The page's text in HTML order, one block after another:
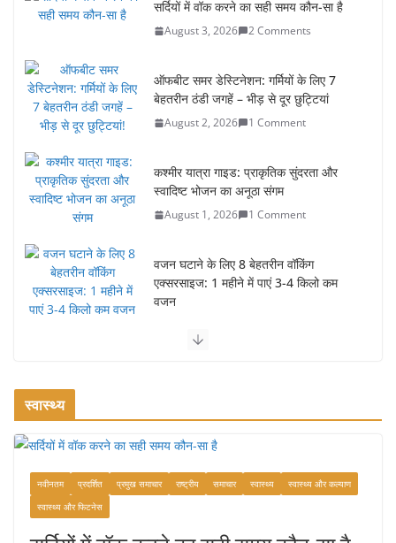
सर्दियों में वॉक करने का सही समय कौन-सा है
August 3, 2026 2 Comments
ऑफबीट समर डेस्टिनेशन: गर्मियों के लिए 7
बेहतरीन ठंडी जगहें – भीड़ से दूर छुट्टियां
August 2, 2026 1 Comment
कश्मीर यात्रा गाइड: प्राकृतिक सुंदरता और
स्वादिष्ट भोजन का अनूठा संगम
August 1, 2026 1 Comment
वजन घटाने के लिए 8 बेहतरीन वॉकिंग
एक्सरसाइज: 1 महीने में पाएं 3-4 किलो कम
वजन
July 30, 2026
खाने के शौकीनों के लिए कश्मीर के 5 बेहतरीन
August 6, 2026 1 Comment
स्वास्थ्य
नवीनतम प्रदर्शित प्रमुख समाचार राष्ट्रीय समाचार स्वास्थ्य
स्वास्थ्य और कल्याण
स्वास्थ्य और फिटनेस